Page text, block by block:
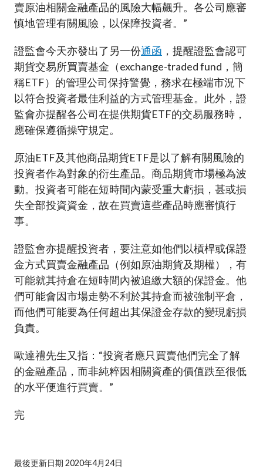
賣原油相關金融產品的風險大幅飆升。各公司應審
慎地管理有關風險，以保障投資者。”
證監會今天亦發出了另一份通函 ，提醒證監會認可
期貨交易所買賣基金（exchange-traded fund，簡
稱ETF）的管理公司保持警覺，務求在極端市況下
以符合投資者最佳利益的方式管理基金。此外，證
監會亦提醒各公司在提供期貨ETF的交易服務時，
應確保遵循操守規定。
原油ETF及其他商品期貨ETF是以了解有關風險的
投資者作為對象的衍生產品。商品期貨市場極為波
動。投資者可能在短時間內蒙受重大虧損，甚或損
失全部投資資金，故在買賣這些產品時應審慎行
事。
證監會亦提醒投資者，要注意如他們以槓桿或保證
金方式買賣金融產品（例如原油期貨及期權），有
可能就其持倉在短時間內被追繳大額的保證金。他
們可能會因市場走勢不利於其持倉而被強制平倉，
而他們可能要為任何超出其保證金存款的變現虧損
負責。
歐達禮先生又指：“投資者應只買賣他們完全了解
的金融產品，而非純粹因相關資產的價值跌至很低
的水平便進行買賣。”
完
最後更新日期 2020年4月24日